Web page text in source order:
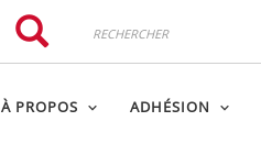
Rechercher
Rechercher
À PROPOS ADHÉSION